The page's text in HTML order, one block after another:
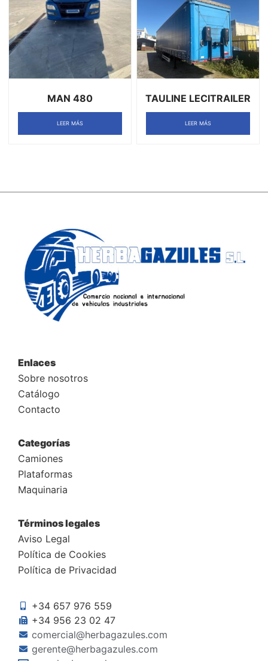
MAN 480
LEER MÁS
TAULINE LECITRAILER
LEER MÁS
Enlaces
Sobre nosotros
Catálogo
Contacto
Categorías
Camiones
Plataformas
Maquinaria
Términos legales
Aviso Legal
Política de Cookies
Política de Privacidad
+34 657 976 559
+34 956 23 02 47
comercial@herbagazules.com
gerente@herbagazules.com